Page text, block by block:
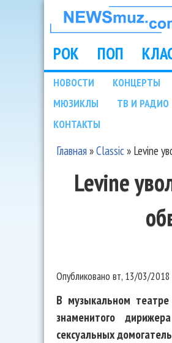
НОВОСТИ
МУЗЫКИ И
ШОУ БИЗНЕСА
NEWSMUZ.COM
Main menu
РОК ПОП
НОВОСТИ КОНЦЕРТЫ
МЮЗИКЛЫ
ТВ И РАДИО
КОНТАКТЫ
Главная»Classic» Levine
Levine
Опубликовано вт, 13/03/
В музыкальном
знаменитого
сексуальных